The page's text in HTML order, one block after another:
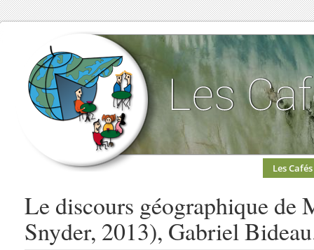
Les Cafés
Le discours géographique de
Snyder, 2013), Gabriel